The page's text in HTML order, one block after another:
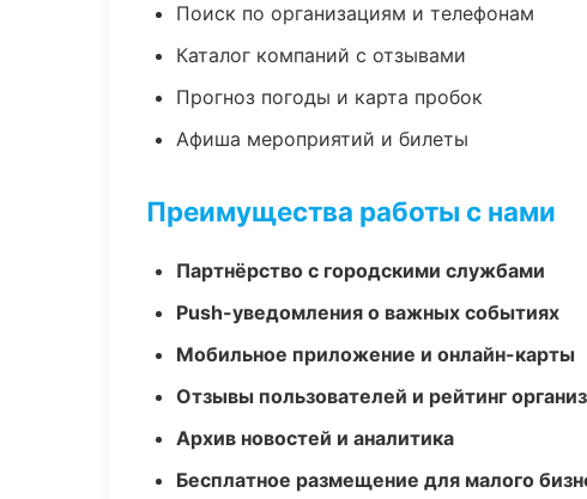
Поиск по организациям и телефонам
Каталог компаний с отзывами
Прогноз погоды и карта пробок
Афиша мероприятий и билеты
Преимущества работы с нами
Партнёрство с городскими службами
Push-уведомления о важных событиях
Мобильное приложение и онлайн-карты
Отзывы пользователей и рейтинг
Архив новостей и аналитика
Бесплатное размещение для малого